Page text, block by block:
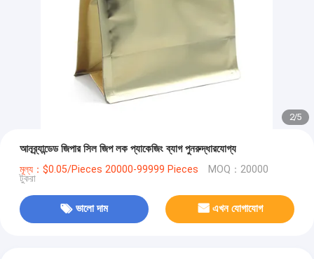
2/5
আনব্র্যান্ডেড জিপার সিল জিপ লক প্যাকেজিং ব্যাগ পুনরুদ্ধারযোগ্য
মূল্য：$0.05/Pieces 20000-99999 Pieces MOQ：20000
টুকরা
ভালো দাম এখন যোগাযোগ